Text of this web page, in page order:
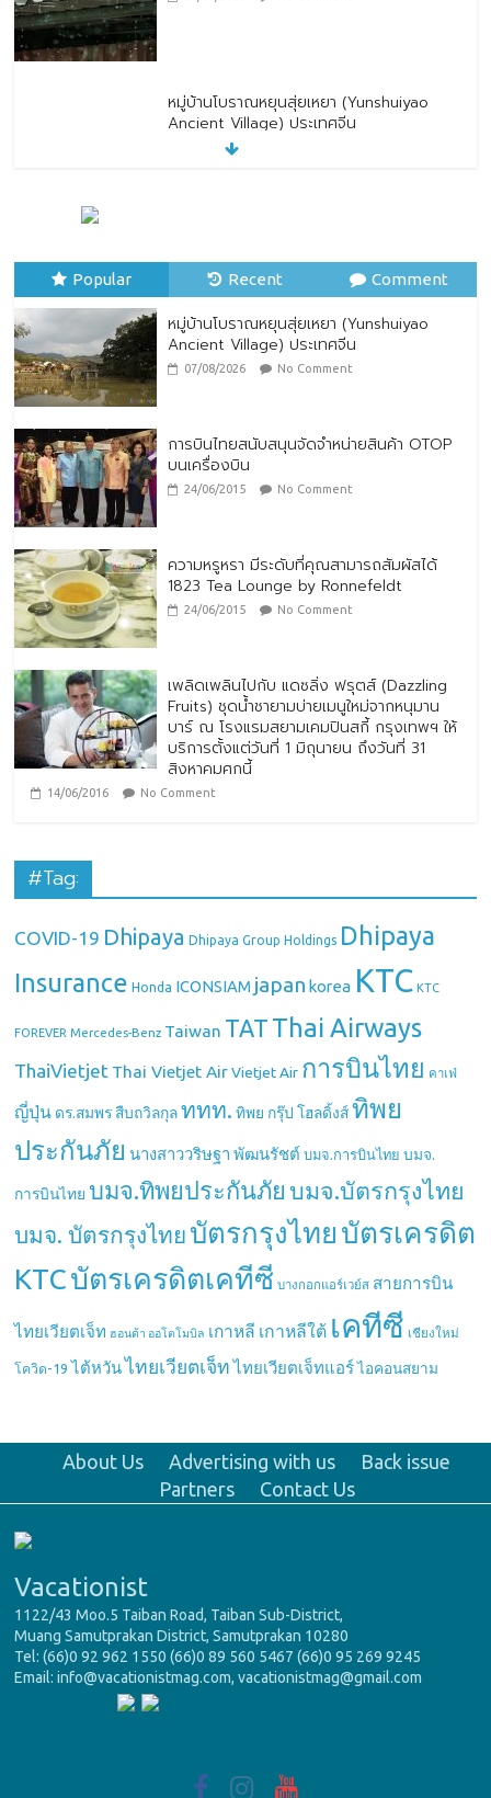
Ancient Village) ประเทศจีน
07/08/2026 No Comment
28/07/2026 No Comment
Popular Recent Comment
หมู่บ้านโบราณหยุนสุ่ยเหยา (Yunshuiyao
Ancient Village) ประเทศจีน
07/08/2026 No Comment
การบินไทยสนับสนุนจัดจำหน่ายสินค้า OTOP
บนเครื่องบิน
24/06/2015 No Comment
ความหรูหรา มีระดับที่คุณสามารถสัมผัสได้
1823 Tea Lounge by Ronnefeldt
24/06/2015 No Comment
เพลิดเพลินไปกับ แดซลิ่ง ฟรุตส์ (Dazzling
Fruits) ชุดน้ำชายามบ่ายเมนูใหม่จากหนุมาน
บาร์ ณ โรงแรมสยามเคมปินสกี้ กรุงเทพฯ ให้
บริการตั้งแต่วันที่ 1 มิถุนายน ถึงวันที่ 31
สิงหาคมศกนี้
14/06/2016 No Comment
#Tag:
COVID-19 Dhipaya Dhipaya Group Holdings Dhipaya
Insurance Honda ICONSIAM japan korea KTC KTC
FOREVER Mercedes-Benz Taiwan TAT Thai Airways
ThaiVietjet Thai Vietjet Air Vietjet Air การบินไทย คาเฟ่
ญี่ปุ่น ดร.สมพร สืบถวิลกุล ททท. ทิพย กรุ๊ป โฮลดิ้งส์ ทิพย
ประกันภัย นางสาววริษฐา พัฒนรัชต์ บมจ.การบินไทย บมจ.
การบินไทย บมจ.ทิพยประกันภัย บมจ.บัตรกรุงไทย
บมจ. บัตรกรุงไทย บัตรกรุงไทย บัตรเครดิต
KTCบัตรเครดิตเคทีซี บางกอกแอร์เวย์ส สายการบิน
ไทยเวียตเจ็ท ฮอนด้า ออโตโมบิล เกาหลี เกาหลีใต้ เคทีซี เชียงใหม่
โควิด-19 ไต้หวัน ไทยเวียตเจ็ท ไทยเวียตเจ็ทแอร์ ไอคอนสยาม
About Us Advertising with us
Back issue
Partners
Contact Us
Vacationist
1122/43 Moo.5 Taiban Road, Taiban Sub-District,
Muang Samutprakan District, Samutprakan 10280
Tel: (66)0 92 962 1550 (66)0 89 560 5467 (66)0 95 269 9245
Email: info@vacationistmag.com, vacationistmag@gmail.com